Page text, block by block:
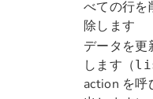
べての行を
除します
データを更
します（
action を呼